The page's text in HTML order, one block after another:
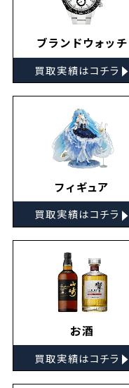
ブランドウォッチ
買取実績はコチラ ▸
フィギュア
買取実績はコチラ ▸
お酒
買取実績はコチラ ▸